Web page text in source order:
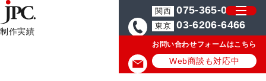
制作実績
関西 075-365-0571
東京 03-6206-6466
お問い合わせフォームはこちら
Web商談も対応中
2014年度 新卒予定者 第一回会社説明